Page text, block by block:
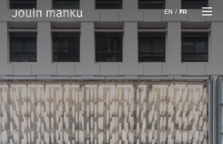
EN / FR